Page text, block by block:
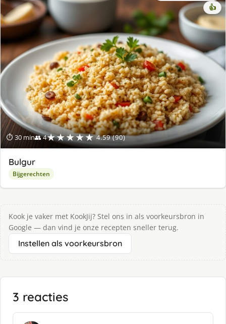
⏱ 30 min👥 4★★★★★ 4.59 (90)
👍
Bulgur
Bijgerechten
Kook je vaker met KookJij? Stel ons in als voorkeursbron in
Google — dan vind je onze recepten sneller terug.
Instellen als voorkeursbron
3 reacties